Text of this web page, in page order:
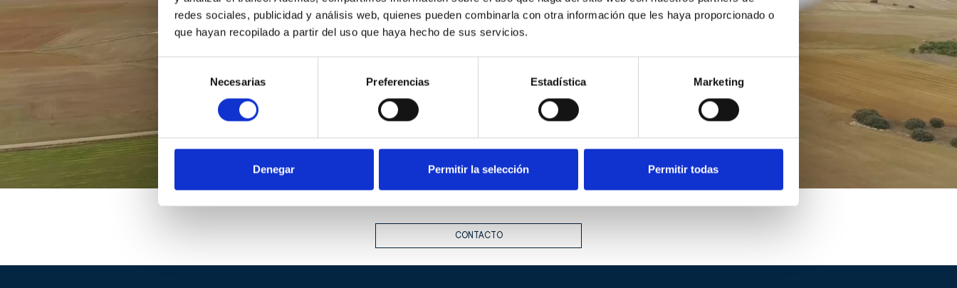
redes sociales, publicidad y análisis web, quienes pueden combinarla con otra información que les haya proporcionado o
que hayan recopilado a partir del uso que haya hecho de sus servicios.
consentimiento
Necesarias Preferencias Estadística Marketing
Denegar Permitir la selección Permitir todas
CONTACTO